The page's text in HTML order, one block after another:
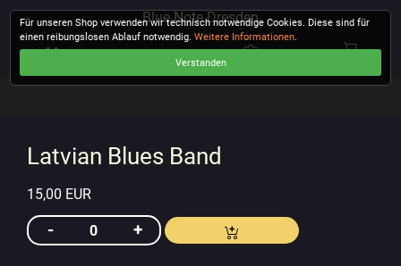
Blue Note Dresden
Latvian Blues Band
15,00 EUR
Für unseren Shop verwenden wir technisch notwendige Cookies. Diese sind für
einen reibungslosen Ablauf notwendig.Weitere Informationen.
Verstanden